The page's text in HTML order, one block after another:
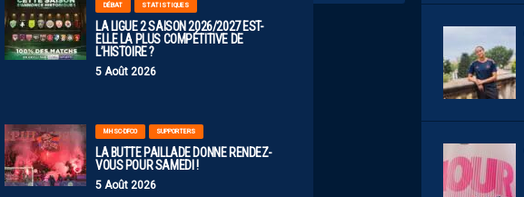
DÉBAT STATISTIQUES
LA LIGUE 2 SAISON 2026/2027 EST-
ELLE LA PLUS COMPÉTITIVE DE
L’HISTOIRE ?
5 Août 2026
MHSC-DFCO SUPPORTERS
LA BUTTE PAILLADE DONNE RENDEZ-
VOUS POUR SAMEDI !
5 Août 2026